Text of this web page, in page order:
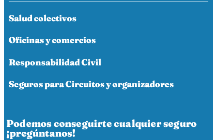
Salud colectivos
Oficinas y comercios
Responsabilidad Civil
Seguros para Circuitos y organizadores
Podemos conseguirte cualquier seguro
¡pregúntanos!